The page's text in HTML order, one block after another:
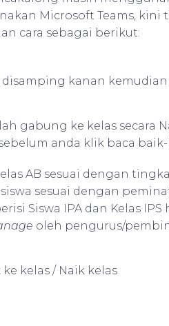
Microsoft Teams, kini
cara sebagai berikut:
kanan
gabung ke kelas secara
anda klik baca
AB sesuai dengan
sesuai dengan
Siswa IPA dan Kelas
oleh pengurus/
kelas / Naik kelas